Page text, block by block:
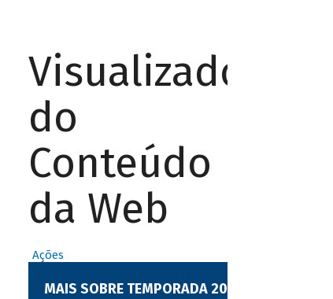
Visualizador
do
Conteúdo
da Web
Ações
MAIS SOBRE TEMPORADA 2017